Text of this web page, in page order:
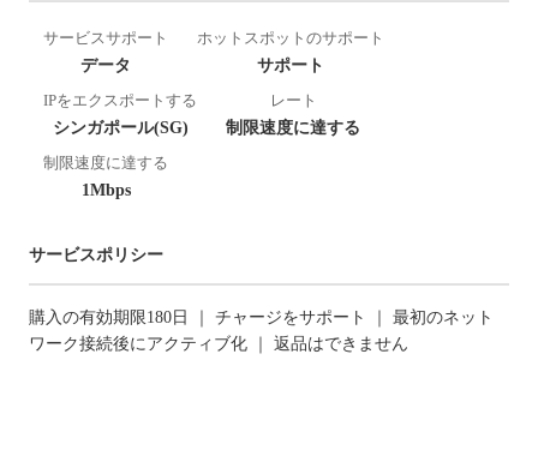
サービスサポート
データ
ホットスポットのサポート
サポート
IPをエクスポートする
シンガポール(SG)
レート
制限速度に達する
制限速度に達する
1Mbps
サービスポリシー
購入の有効期限180日 ｜ チャージをサポート ｜ 最初のネット
ワーク接続後にアクティブ化 ｜ 返品はできません